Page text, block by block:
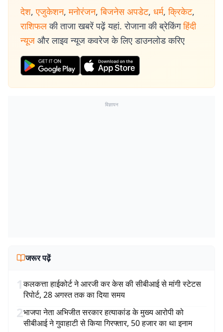
देश, एजुकेशन, मनोरंजन, बिजनेस अपडेट, धर्म, क्रिकेट,
राशिफल की ताजा खबरें पढ़ें यहां. रोजाना की ब्रेकिंग हिंदी
न्यूज और लाइव न्यूज कवरेज के लिए डाउनलोड करिए
विज्ञापन
जरूर पढ़ें
1कलकत्ता हाईकोर्ट ने आरजी कर केस की सीबीआई से मांगी स्टेटस
रिपोर्ट, 28 अगस्त तक का दिया समय
2भाजपा नेता अभिजीत सरकार हत्याकांड के मुख्य आरोपी को
सीबीआई ने गुवाहाटी से किया गिरफ्तार, 50 हजार का था इनाम